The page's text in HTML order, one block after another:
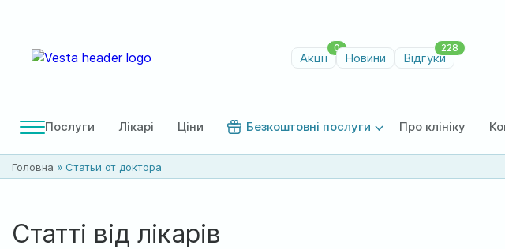
Акції
0
Новини Відгуки
228
Послуги Лікарі Ціни Безкоштовні послуги Про клініку
Головна » Статьи от доктора
Статті від лікарів